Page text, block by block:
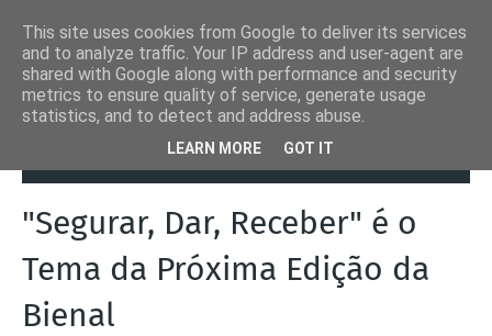
Coimbra
"Segurar, Dar, Receber" é o Tema da
"Segurar, Dar, Receber" é o
Tema da Próxima Edição da
Bienal
This site uses cookies from Google to deliver its services
and to analyze traffic. Your IP address and user-agent are
shared with Google along with performance and security
metrics to ensure quality of service, generate usage
statistics, and to detect and address abuse.
LEARN MORE GOT IT